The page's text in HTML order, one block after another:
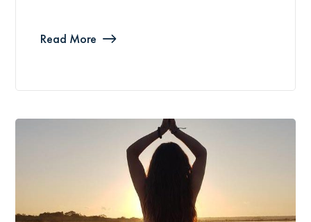
Read More